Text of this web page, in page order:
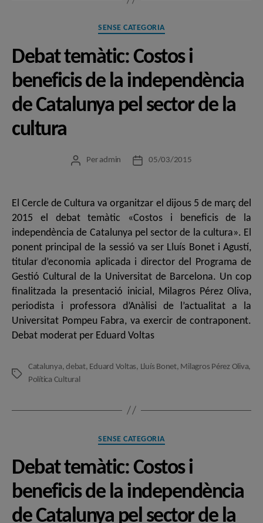
Categories
SENSE CATEGORIA
Debat temàtic: Costos i
beneficis de la independència
de Catalunya pel sector de la
cultura
Autor
Per admin
Data05/03/2015
El Cercle de Cultura va organitzar el dijous 5 de març del
2015 el debat temàtic «Costos i beneficis de la
independència de Catalunya pel sector de la cultura». El
ponent principal de la sessió va ser Lluís Bonet i Agustí,
titular d’economia aplicada i director del Programa de
Gestió Cultural de la Universitat de Barcelona. Un cop
finalitzada la presentació inicial, Milagros Pérez Oliva,
periodista i professora d’Anàlisi de l’actualitat a la
Universitat Pompeu Fabra, va exercir de contraponent.
Debat moderat per Eduard Voltas
Etiquetes
Catalunya,debat, Eduard Voltas, Lluís Bonet, Milagros Pérez Oliva,
Política Cultural
Categories
SENSE CATEGORIA
Debat temàtic: Costos i
beneficis de la independència
de Catalunya pel sector de la